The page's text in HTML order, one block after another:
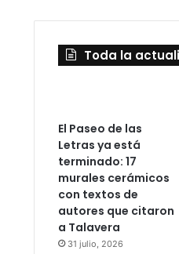
Toda la
El Paseo de las
Letras ya está
terminado: 17
murales cerámicos
con textos de
autores que citaron
a Talavera
31 julio, 2026